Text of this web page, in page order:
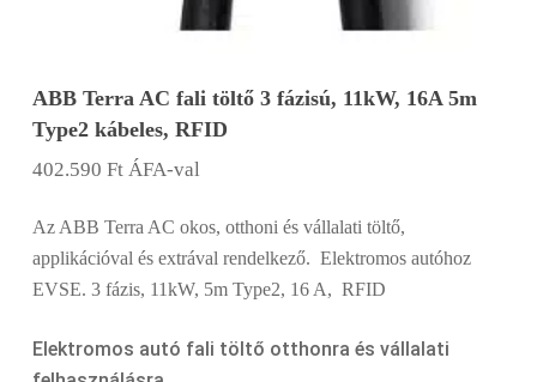
ABB Terra AC fali töltő 3 fázisú, 11kW, 16A 5m
Type2 kábeles, RFID
402.590 Ft ÁFA-val
Az ABB Terra AC okos, otthoni és vállalati töltő,
applikációval és extrával rendelkező. Elektromos autóhoz
EVSE. 3 fázis, 11kW, 5m Type2, 16 A, RFID
Elektromos autó fali töltő otthonra és vállalati